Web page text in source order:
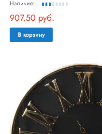
Наличие:
907.50 руб.
В корзину